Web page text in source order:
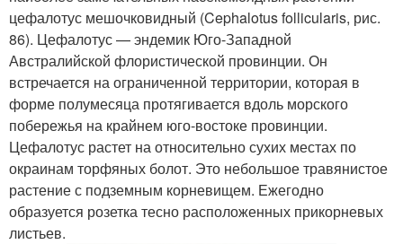
цефалотус мешочковидный (Cephalotus follicularis, рис.
86). Цефалотус — эндемик Юго-Западной
Австралийской флористической провинции. Он
встречается на ограниченной территории, которая в
форме полумесяца протягивается вдоль морского
побережья на крайнем юго-востоке провинции.
Цефалотус растет на относительно сухих местах по
окраинам торфяных болот. Это небольшое травянистое
растение с подземным корневищем. Ежегодно
образуется розетка тесно расположенных прикорневых
листьев.